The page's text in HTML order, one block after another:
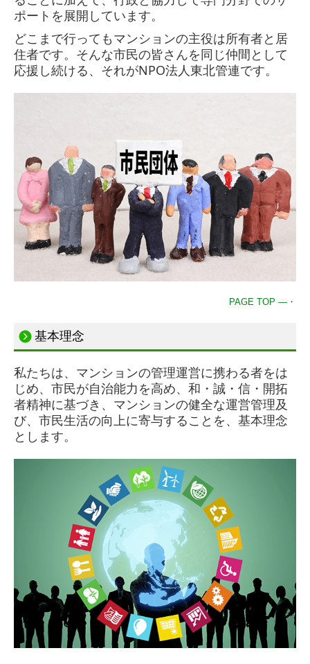
ポートを展開しています。
どこまで行ってもマンションの主役は所有者と居
住者です。そんな市民の皆さんを同じ仲間として
応援し続ける、それがNPO法人東北管連です。
PAGE TOP ―・
基本理念
私たちは、マンションの管理運営に携わる者をは
じめ、市民が自治能力を高め、和・誠・信・開拓
者精神に基づき、マンションの健全な運営管理及
び、市民生活の向上に寄与することを、基本理念
とします。